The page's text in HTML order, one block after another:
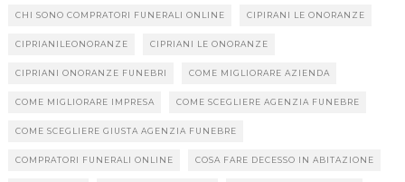
CHI SONO COMPRATORI FUNERALI ONLINE CIPIRANI LE ONORANZE
CIPRIANILEONORANZE CIPRIANI LE ONORANZE
CIPRIANI ONORANZE FUNEBRI COME MIGLIORARE AZIENDA
COME MIGLIORARE IMPRESA COME SCEGLIERE AGENZIA FUNEBRE
COME SCEGLIERE GIUSTA AGENZIA FUNEBRE
COMPRATORI FUNERALI ONLINE COSA FARE DECESSO IN ABITAZIONE